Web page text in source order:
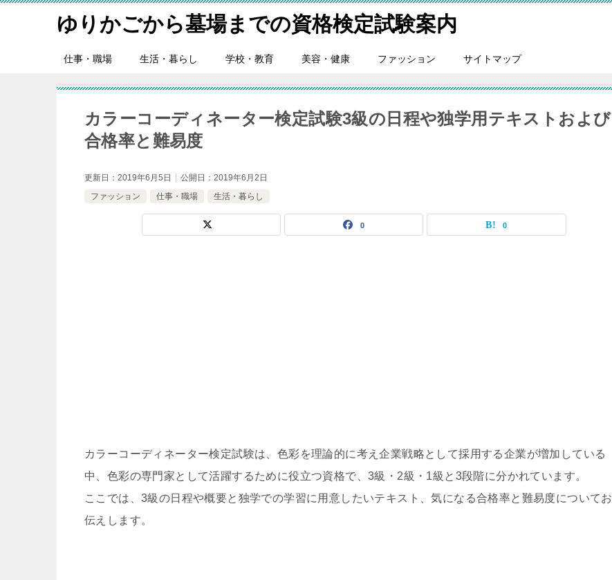
ゆりかごから墓場までの資格検定試験案内
仕事・職場 生活・暮らし 学校・教育 美容・健康 ファッション サイトマップ
カラーコーディネーター検定試験3級の日程や独学用テキストおよび
合格率と難易度
更新日： 2019年6月5日 公開日： 2019年6月2日
ファッション
仕事・職場 生活・暮らし
0 0
カラーコーディネーター検定試験は、色彩を理論的に考え企業戦略として採用する企業が増加している
中、色彩の専門家として活躍するために役立つ資格で、3級・2級・1級と3段階に分かれています。
ここでは、3級の日程や概要と独学での学習に用意したいテキスト、気になる合格率と難易度についてお
伝えします。